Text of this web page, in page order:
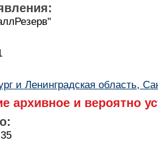
и Ленинградская область,
архивное и вероятно